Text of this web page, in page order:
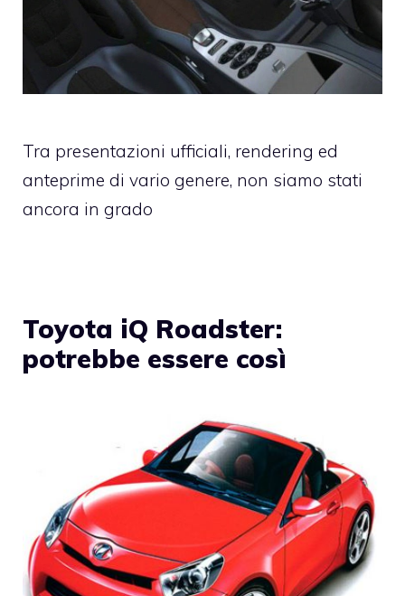
Tra presentazioni ufficiali, rendering ed
anteprime di vario genere, non siamo stati
ancora in grado
Toyota iQ Roadster:
potrebbe essere così